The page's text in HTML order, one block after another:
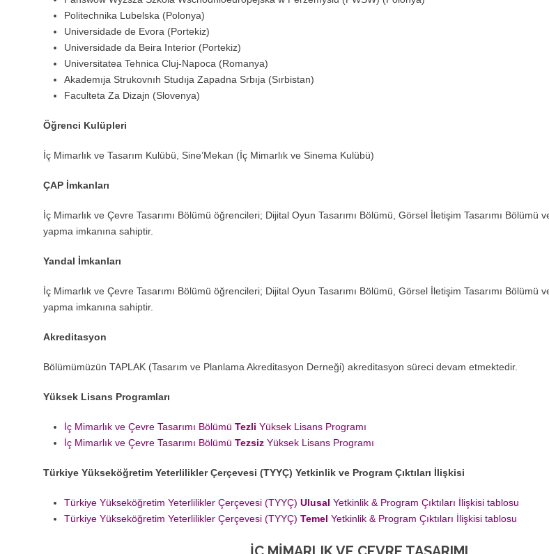
Politechnika Lubelska (Polonya)
Universidade de Evora (Portekiz)
Universidade da Beira Interior (Portekiz)
Universitatea Tehnica Cluj-Napoca (Romanya)
Akademıja Strukovnıh Studıja Zapadna Srbıja (Sırbistan)
Faculteta Za Dizajn (Slovenya)
Öğrenci Kulüpleri
İç Mimarlık ve Tasarım Kulübü, Sine’Mekan (İç Mimarlık ve Sinema Kulübü)
ÇAP İmkanları
İç Mimarlık ve Çevre Tasarımı Bölümü öğrencileri; Dijital Oyun Tasarımı Bölümü, Görsel İletişim Tasarımı Bölümü
yapma imkanına sahiptir.
Yandal İmkanları
İç Mimarlık ve Çevre Tasarımı Bölümü öğrencileri; Dijital Oyun Tasarımı Bölümü, Görsel İletişim Tasarımı Bölümü
yapma imkanına sahiptir.
Akreditasyon
Bölümümüzün TAPLAK (Tasarım ve Planlama Akreditasyon Derneği) akreditasyon süreci devam etmektedir.
Yüksek Lisans Programları
İç Mimarlık ve Çevre Tasarımı Bölümü Tezli Yüksek Lisans Programı
İç Mimarlık ve Çevre Tasarımı Bölümü Tezsiz Yüksek Lisans Programı
Türkiye Yükseköğretim Yeterlilikler Çerçevesi (TYYÇ) Yetkinlik ve Program Çıktıları İlişkisi
Türkiye Yükseköğretim Yeterlilikler Çerçevesi (TYYÇ) Ulusal Yetkinlik & Program Çıktıları İlişkisi tablosu
Türkiye Yükseköğretim Yeterlilikler Çerçevesi (TYYÇ) Temel Yetkinlik & Program Çıktıları İlişkisi tablosu